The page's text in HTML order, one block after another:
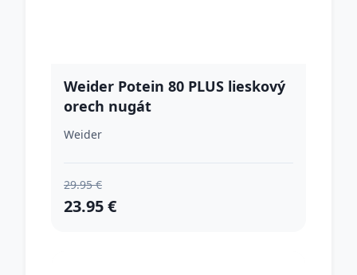
Weider Potein 80 PLUS lieskový
orech nugát
Weider
29.95 €
23.95 €